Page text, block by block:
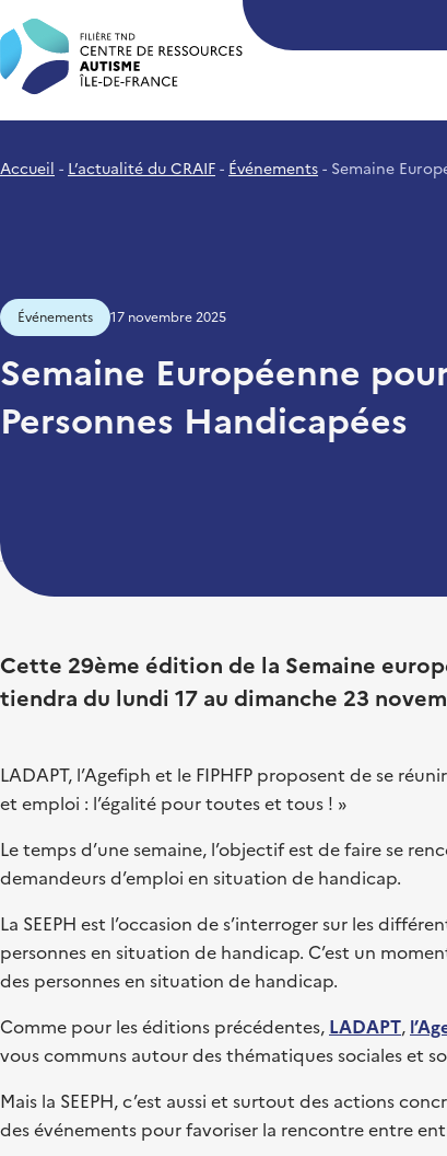
Craif - Centre de
Accueil L’actualité du CRAIF Événements Semaine
Événements 17 novembre 2025
Semaine Européenne
Personnes Handicapées
Cette 29ème édition de la Semaine
tiendra du lundi 17 au dimanche 23
LADAPT, l’Agefiph et le FIPHFP proposent de se
et emploi : l’égalité pour toutes et tous ! »
Le temps d’une semaine, l’objectif est de faire se
demandeurs d’emploi en situation de handicap.
La SEEPH est l’occasion de s’interroger sur les
personnes en situation de handicap. C’est un
des personnes en situation de handicap.
Comme pour les éditions précédentes, LADAPT,
vous communs autour des thématiques sociales et
Mais la SEEPH, c’est aussi et surtout des actions
des événements pour favoriser la rencontre entre